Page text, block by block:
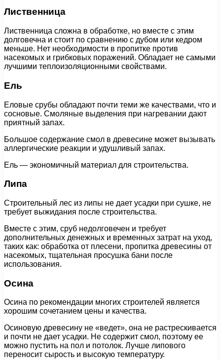
Лиственница
Лиственница сложна в обработке, но вместе с этим
долговечна и стоит по сравнению с дубом или кедром
меньше. Нет необходимости в пропитке против
насекомых и грибковых поражений. Обладает не самыми
лучшими теплоизоляционными свойствами.
Ель
Еловые срубы обладают почти теми же качествами, что и
сосновые. Смоляные выделения при нагревании дают
приятный запах.
Большое содержание смол в древесине может вызывать
аллергические реакции и удушливый запах.
Ель — экономичный материал для строительства.
Липа
Строительный лес из липы не дает усадки при сушке, не
требует выжидания после строительства.
Вместе с этим, сруб недолговечен и требует
дополнительных денежных и временных затрат на уход,
таких как: обработка от плесени, пропитка древесины от
насекомых, тщательная просушка бани после
использования.
Осина
Осина по рекомендации многих строителей является
хорошим сочетанием цены и качества.
Осиновую древесину не «ведет», она не растрескивается
и почти не дает усадки. Не содержит смол, поэтому ее
можно пустить на пол и потолок. Лучше липового
переносит сырость и высокую температуру.